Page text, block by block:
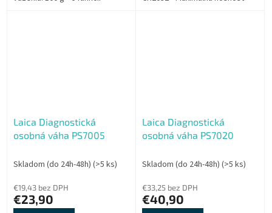
Laica Diagnostická
osobná váha PS7005
Skladom (do 24h-48h) (>5 ks)
€19,43 bez DPH
€23,90
Laica Diagnostická
osobná váha PS7020
Skladom (do 24h-48h) (>5 ks)
€33,25 bez DPH
€40,90